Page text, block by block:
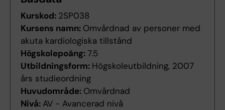
Kurskod: 2SP038
Kursens namn: Omvårdnad av personer med
akuta kardiologiska tillstånd
Högskolepoäng:7.5
Utbildningsform: Högskoleutbildning, 2007
års studieordning
Huvudområde: Omvårdnad
Nivå: AV - Avancerad nivå